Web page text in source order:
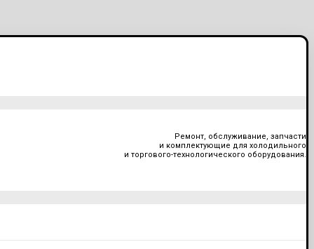
Ремонт, обслуживание, запчасти
и комплектующие для холодильного
и торгового-технологического оборудования.